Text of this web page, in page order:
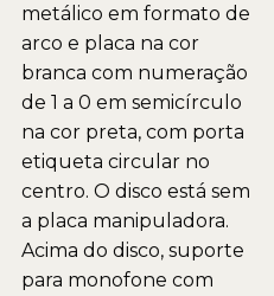
metálico em formato de
arco e placa na cor
branca com numeração
de 1 a 0 em semicírculo
na cor preta, com porta
etiqueta circular no
centro. O disco está sem
a placa manipuladora.
Acima do disco, suporte
para monofone com